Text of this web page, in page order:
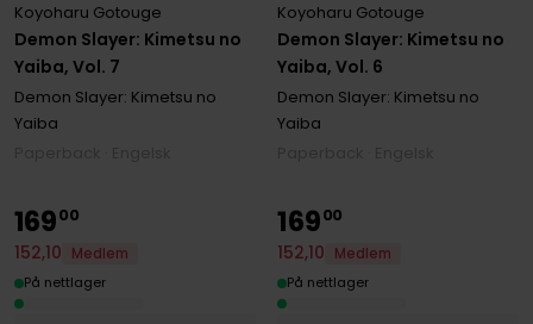
Demon Slayer: Kimetsu no
Yaiba, Vol. 7
Koyoharu Gotouge
Demon Slayer: Kimetsu no
Yaiba
Demon Slayer: Kimetsu no
Yaiba, Vol. 6
Koyoharu Gotouge
Demon Slayer: Kimetsu no
Yaiba
16900
152,10
Medlem
På nettlager
16900
152,10
Medlem
På nettlager